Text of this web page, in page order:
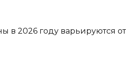
2026 году варьируются